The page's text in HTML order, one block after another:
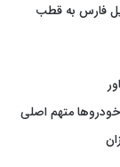
فارس به قطب
متهم اصلی